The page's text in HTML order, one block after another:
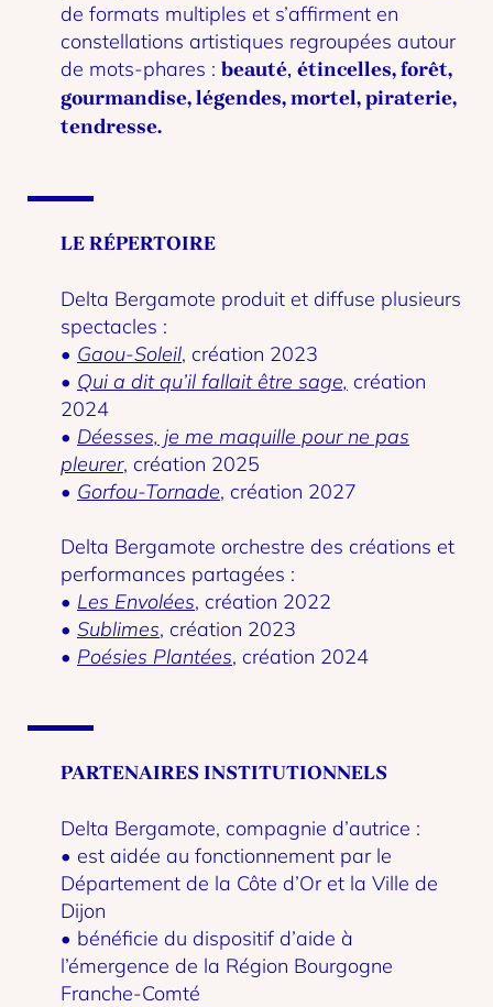
de formats multiples et s’affirment en
constellations artistiques regroupées autour
de mots-phares : beauté, étincelles, forêt,
gourmandise, légendes, mortel, piraterie,
tendresse.
LE RÉPERTOIRE
Delta Bergamote produit et diffuse plusieurs
spectacles :
• Gaou-Soleil, création 2023
• Qui a dit qu’il fallait être sage, création
2024
• Déesses, je me maquille pour ne pas
pleurer, création 2025
• Gorfou-Tornade, création 2027
Delta Bergamote orchestre des créations et
performances partagées :
• Les Envolées, création 2022
• Sublimes, création 2023
• Poésies Plantées, création 2024
PARTENAIRES INSTITUTIONNELS
Delta Bergamote, compagnie d’autrice :
• est aidée au fonctionnement par le
Département de la Côte d’Or et la Ville de
Dijon
• bénéficie du dispositif d’aide à
l’émergence de la Région Bourgogne
Franche-Comté